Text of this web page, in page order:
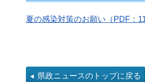
夏の感染対策のお願い（PDF：
県政ニュースのトップに戻る